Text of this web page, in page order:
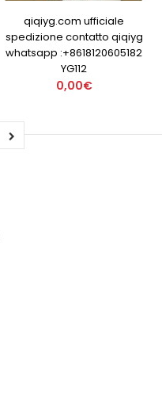
qiqiyg.com ufficiale
spedizione contatto qiqiyg
whatsapp :+8618120605182
YG112
0,00€